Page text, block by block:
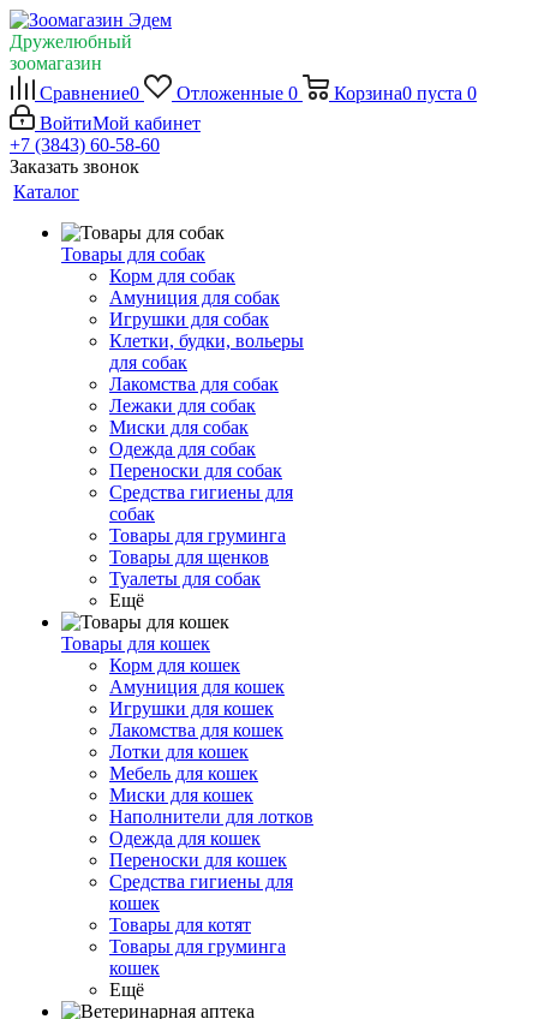
Дружелюбный
зоомагазин
Сравнение0 Отложенные 0 Корзина0 пуста 0
ВойтиМой кабинет
+7 (3843) 60-58-60
Заказать звонок
Каталог
Товары для собак
Корм для собак
Амуниция для собак
Игрушки для собак
Клетки, будки, вольеры
для собак
Лакомства для собак
Лежаки для собак
Миски для собак
Одежда для собак
Переноски для собак
Средства гигиены для
собак
Товары для груминга
Товары для щенков
Туалеты для собак
Ещё
Товары для кошек
Корм для кошек
Амуниция для кошек
Игрушки для кошек
Лакомства для кошек
Лотки для кошек
Мебель для кошек
Миски для кошек
Наполнители для лотков
Одежда для кошек
Переноски для кошек
Средства гигиены для
кошек
Товары для котят
Товары для груминга
кошек
Ещё